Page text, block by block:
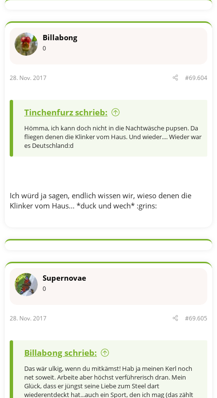
Billabong
0
28. Nov. 2017 #69.604
Tinchenfurz schrieb:
Hömma, ich kann doch nicht in die Nachtwäsche pupsen. Da
fliegen denen die Klinker vom Haus. Und wieder.... Wieder war
es Deutschland:d
Ich würd ja sagen, endlich wissen wir, wieso denen die
Klinker vom Haus... *duck und wech* :grins:
Supernovae
0
28. Nov. 2017 #69.605
Billabong schrieb:
Das wär ulkig, wenn du mitkämst! Hab ja meinen Kerl noch
net soweit. Arbeite aber höchst verführerisch dran. Mein
Glück, dass er jüngst seine Liebe zum Steel dart
wiederentdeckt hat...auch ein Sport, den ich mag (das zählt